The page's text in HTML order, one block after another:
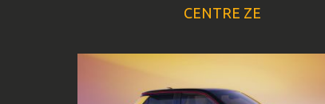
CENTRE ZE